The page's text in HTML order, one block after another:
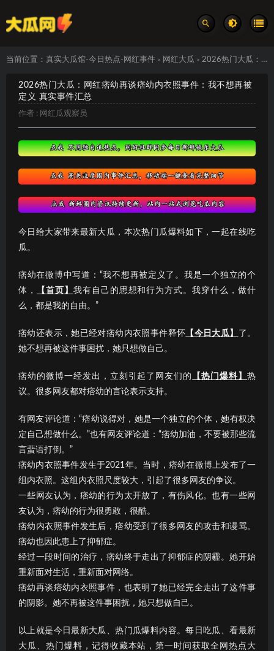
当前位置： 真实大瓜馆-今日热点-网红事件 > 网红大瓜 > 2026热门大瓜：网红痞幼再谈痞幼内衣照事件：我不想再被定义 真实事件汇总
2026热门大瓜：网红痞幼再谈痞幼内衣照事件：我不想再被
定义 真实事件汇总
作者 : 网红瓜观察员
今日给大家带来最新大瓜，本次热门瓜爆料如下，一起在线吃
瓜。
痞幼在微博中写道：“我不想再被定义了。我是一个独立的个
体，
【首页】 我有自己的思想和行为方式。我穿什么，做什
么，都是我的自由。”
痞幼还表示，她已经对痞幼内衣照事件释怀 【今日大瓜】 了。
她不想再被这件事困扰，她只想做自己。
痞幼的微博一经发出，立刻引起了网友们的 【热门爆料】热
议。很多网友都对痞幼的言论表示支持。
有网友评论道：“痞幼说得对，她是一个独立的个体，她有权决
定自己想做什么。”也有网友评论道：“痞幼加油，不要被那些流
言蜚语打倒。”
痞幼内衣照事件发生于2021年。当时，痞幼在微博上发布了一
组内衣照。这组内衣照尺度较大，引起了很多网友的争议。
一些网友认为，痞幼的行为太开放了，有伤风化。也有一些网
友认为，痞幼的行为很勇敢，很酷。
痞幼内衣照事件发生后，痞幼受到了很多网友的攻击和谩骂。
痞幼也因此患上了抑郁症。
经过一段时间的治疗，痞幼终于走出了抑郁症的阴霾。她开始
重新面对生活，重新面对网络。
痞幼再谈痞幼内衣照事件，也表明了她已经完全走出了这件事
的阴影。她不再被这件事困扰，她只想做自己。
以上就是今日最新大瓜、热门瓜爆料内容。每日吃瓜、看最新
大瓜、热门爆料，记得收藏本站，第一时间获取全网热点大